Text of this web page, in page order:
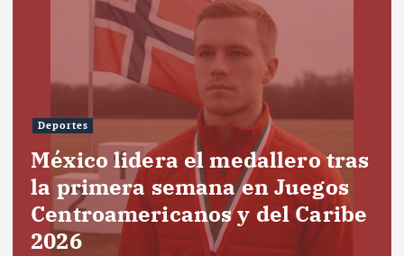
Deportes
México lidera el medallero tras
la primera semana en Juegos
Centroamericanos y del Caribe
2026